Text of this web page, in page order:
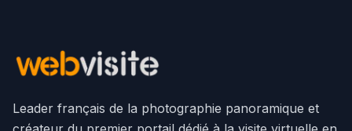
Leader français de la photographie panoramique et